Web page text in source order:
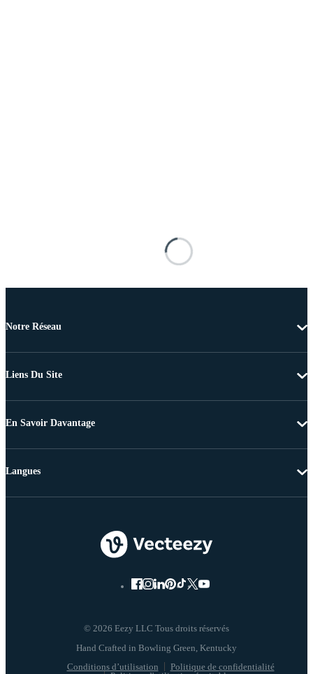
Notre Réseau
Liens Du Site
En Savoir Davantage
© 2026 Eezy LLC Tous droits réservés
Conditions d’utilisation
Politique de confidentialité
Langues